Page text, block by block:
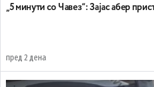
„5 минути со Чавез“: Зајас абер
пред 2 дена